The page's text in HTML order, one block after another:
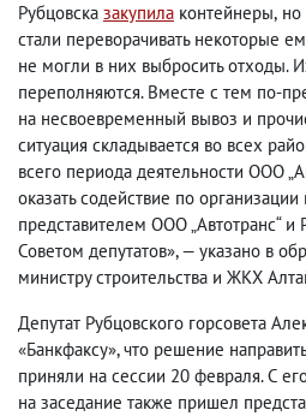
Рубцовска закупила контейнеры, но
стали переворачивать некоторые
не могли в них выбросить отходы.
переполняются. Вместе с тем по-
на несвоевременный вывоз и
ситуация складывается во всех
всего периода деятельности ООО
оказать содействие по
представителем ООО „Автотранс“
Советом депутатов», — указано в
министру строительства и ЖКХ
Депутат Рубцовского горсовета
«Банкфаксу», что решение
приняли на сессии 20 февраля. С
на заседание также пришел